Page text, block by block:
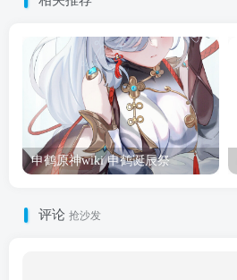
申鹤原神wiki 申鹤诞辰祭
评论 抢沙发